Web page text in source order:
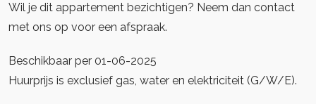
Wil je dit appartement bezichtigen? Neem dan contact
met ons op voor een afspraak.
Beschikbaar per 01-06-2025
Huurprijs is exclusief gas, water en elektriciteit (G/W/E).